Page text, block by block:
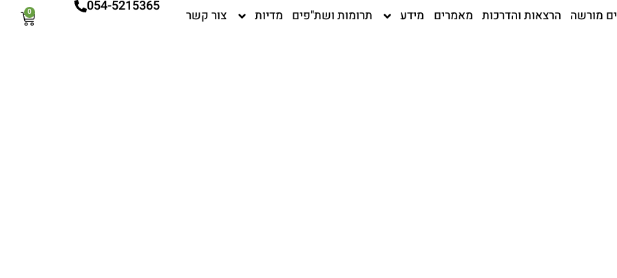
מורשה הרצאות והדרכות מאמרים מידע תרומות ושת"פים מדיות צור קשר
054-5215365
0
עגלת
קניות